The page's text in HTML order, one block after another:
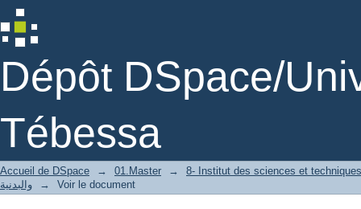
Dépôt DSpace/
Tébessa
Accueil de DSpace → 01.Master →
8- Institut des sciences et
والبدنية
→ Voir le document